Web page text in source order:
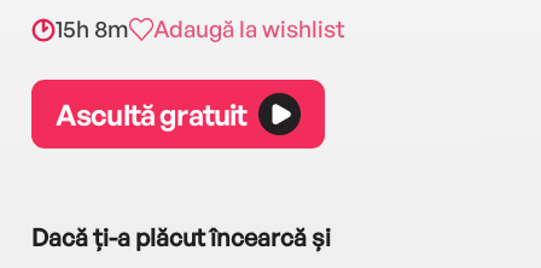
15h 8m Adaugă la wishlist
Ascultă gratuit
Dacă ți-a plăcut încearcă și